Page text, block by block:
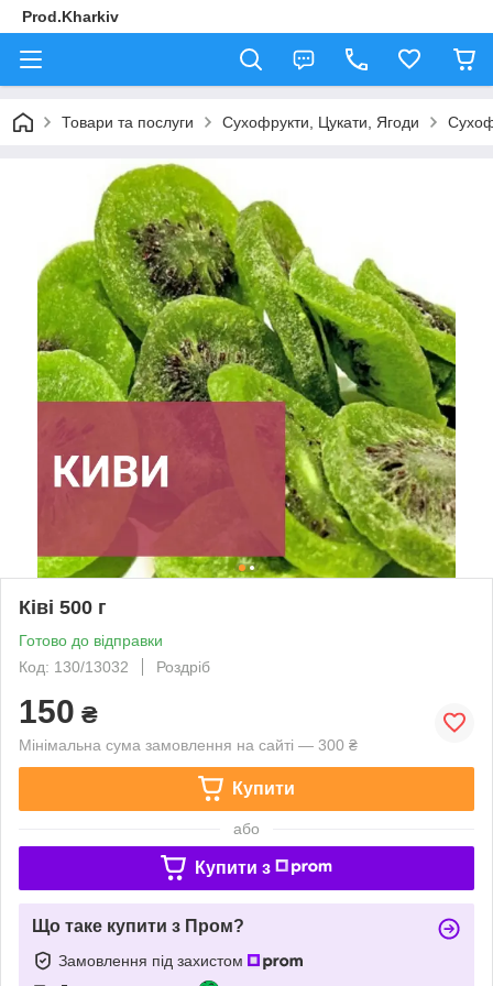
Prod.Kharkiv
Товари та послуги Сухофрукти, Цукати, Ягоди
Ківі 500 г
Готово до відправки
Код: 130/13032
Роздріб
150 ₴
Мінімальна сума замовлення на сайті — 300 ₴
Купити
або
Купити з
Що таке купити з Пром?
Замовлення під захистом